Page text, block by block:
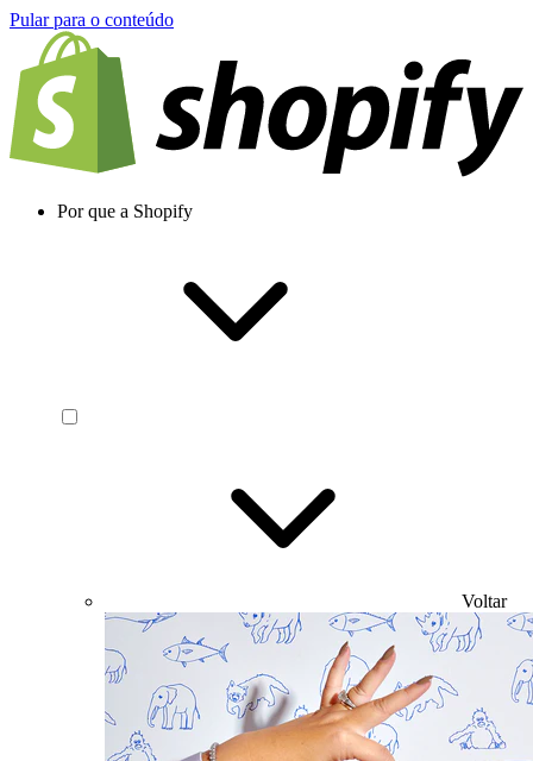
Pular para o conteúdo
Por que a Shopify
Voltar